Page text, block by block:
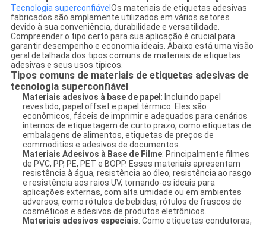
Tecnologia superconfiável Os materiais de etiquetas adesivas
fabricados são amplamente utilizados em vários setores
devido à sua conveniência, durabilidade e versatilidade.
Compreender o tipo certo para sua aplicação é crucial para
garantir desempenho e economia ideais. Abaixo está uma visão
geral detalhada dos tipos comuns de materiais de etiquetas
adesivas e seus usos típicos.
Tipos comuns de materiais de etiquetas adesivas de
tecnologia superconfiável
Materiais adesivos à base de papel : Incluindo papel
revestido, papel offset e papel térmico. Eles são
econômicos, fáceis de imprimir e adequados para cenários
internos de etiquetagem de curto prazo, como etiquetas de
embalagens de alimentos, etiquetas de preços de
commodities e adesivos de documentos.
Materiais Adesivos à Base de Filme: Principalmente filmes
de PVC, PP, PE, PET e BOPP. Esses materiais apresentam
resistência à água, resistência ao óleo, resistência ao rasgo
e resistência aos raios UV, tornando-os ideais para
aplicações externas, com alta umidade ou em ambientes
adversos, como rótulos de bebidas, rótulos de frascos de
cosméticos e adesivos de produtos eletrônicos.
Materiais adesivos especiais: Como etiquetas condutoras,